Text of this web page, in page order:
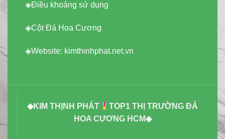
◈Điều khoảng sử dụng
◈Cột Đá Hoa Cương
◈Website: kimthinhphat.net.vn
◈KIM THỊNH PHÁT
TOP1 THỊ TRƯỜNG ĐÁ
HOA CƯƠNG HCM◈